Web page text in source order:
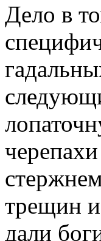
Дело в
трещин и
дали